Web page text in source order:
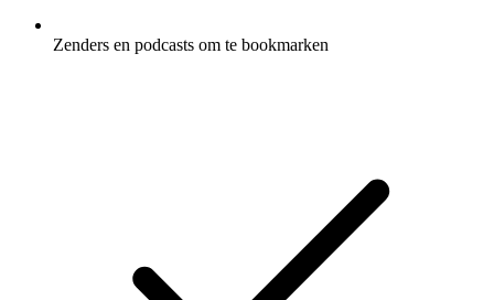
Zenders en podcasts om te bookmarken